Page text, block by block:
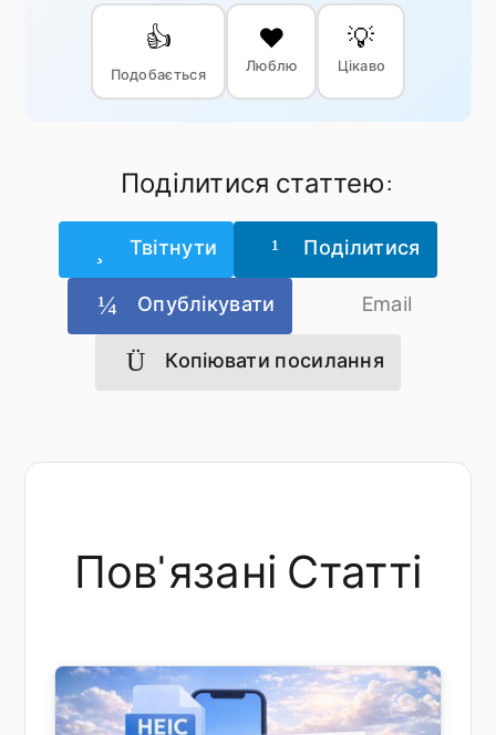
👍
Подобається
❤️
Люблю
💡
Цікаво
Поділитися статтею:
Твітнути Поділитися
Опублікувати Email
Копіювати посилання
Пов'язані Статті